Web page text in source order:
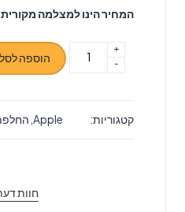
המחיר הינו למצלמה מקורית
כמות
אחורית
-
+
הוספה לסל
קטגוריות: Apple
חוות דעת